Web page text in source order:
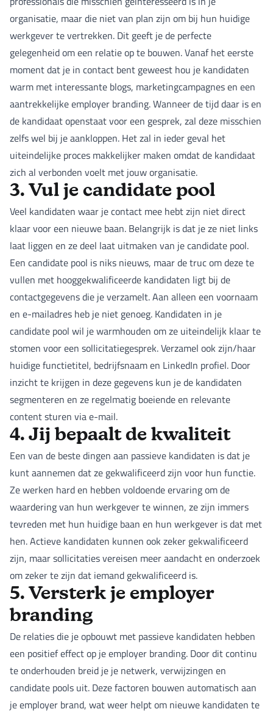
organisatie, maar die niet van plan zijn om bij hun huidige
werkgever te vertrekken. Dit geeft je de perfecte
gelegenheid om een relatie op te bouwen. Vanaf het eerste
moment dat je in contact bent geweest hou je kandidaten
warm met interessante blogs, marketingcampagnes en een
aantrekkelijke employer branding. Wanneer de tijd daar is en
de kandidaat openstaat voor een gesprek, zal deze misschien
zelfs wel bij je aankloppen. Het zal in ieder geval het
uiteindelijke proces makkelijker maken omdat de kandidaat
zich al verbonden voelt met jouw organisatie.
3. Vul je candidate pool
Veel kandidaten waar je contact mee hebt zijn niet direct
klaar voor een nieuwe baan. Belangrijk is dat je ze niet links
laat liggen en ze deel laat uitmaken van je candidate pool.
Een candidate pool is niks nieuws, maar de truc om deze te
vullen met hooggekwalificeerde kandidaten ligt bij de
contactgegevens die je verzamelt. Aan alleen een voornaam
en e-mailadres heb je niet genoeg. Kandidaten in je
candidate pool wil je warmhouden om ze uiteindelijk klaar te
stomen voor een sollicitatiegesprek. Verzamel ook zijn/haar
huidige functietitel, bedrijfsnaam en LinkedIn profiel. Door
inzicht te krijgen in deze gegevens kun je de kandidaten
segmenteren en ze regelmatig boeiende en relevante
content sturen via e-mail.
4. Jij bepaalt de kwaliteit
Een van de beste dingen aan passieve kandidaten is dat je
kunt aannemen dat ze gekwalificeerd zijn voor hun functie.
Ze werken hard en hebben voldoende ervaring om de
waardering van hun werkgever te winnen, ze zijn immers
tevreden met hun huidige baan en hun werkgever is dat met
hen. Actieve kandidaten kunnen ook zeker gekwalificeerd
zijn, maar sollicitaties vereisen meer aandacht en onderzoek
om zeker te zijn dat iemand gekwalificeerd is.
5. Versterk je employer
branding
De relaties die je opbouwt met passieve kandidaten hebben
een positief effect op je employer branding. Door dit continu
te onderhouden breid je je netwerk, verwijzingen en
candidate pools uit. Deze factoren bouwen automatisch aan
je employer brand, wat weer helpt om nieuwe kandidaten te